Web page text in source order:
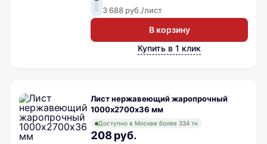
3 688 руб./лист
В корзину
Купить в 1 клик
Лист нержавеющий жаропрочный
1000х2700х36 мм
Доступно в Москве более 334 тн
208 руб.